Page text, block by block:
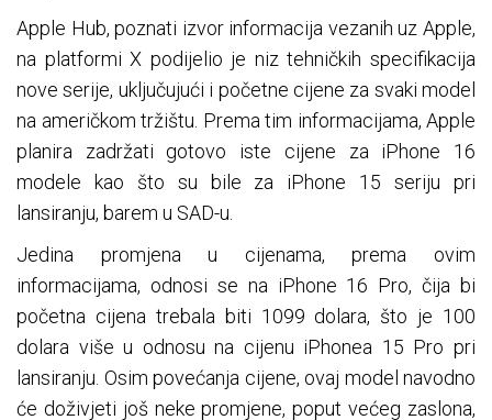
Apple Hub, poznati izvor informacija vezanih uz Apple,
na platformi X podijelio je niz tehničkih specifikacija
nove serije, uključujući i početne cijene za svaki model
na američkom tržištu. Prema tim informacijama, Apple
planira zadržati gotovo iste cijene za iPhone 16
modele kao što su bile za iPhone 15 seriju pri
lansiranju, barem u SAD-u.
Jedina promjena u cijenama, prema ovim
informacijama, odnosi se na iPhone 16 Pro, čija bi
početna cijena trebala biti 1099 dolara, što je 100
dolara više u odnosu na cijenu iPhonea 15 Pro pri
lansiranju. Osim povećanja cijene, ovaj model navodno
će doživjeti još neke promjene, poput većeg zaslona,